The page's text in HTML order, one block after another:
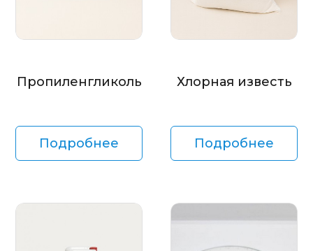
Пропиленгликоль
Подробнее
Хлорная известь
Подробнее